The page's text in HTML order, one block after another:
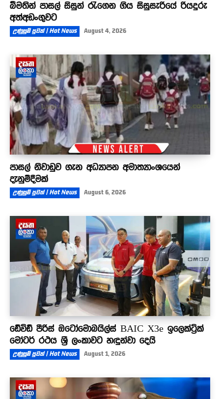
බීමතින් පාසල් සිසුන් රැගෙන ගිය සිසුසැරියේ රියදුරු
අත්අඩංගුවට
උණුසුම් පුවත් | Hot News August 4, 2026
පාසල් නිවාඩුව ගැන අධ්‍යාපන අමාත්‍යාංශයෙන්
දැනුම්දීමක්
උණුසුම් පුවත් | Hot News August 6, 2026
ඩේවිඩ් පීරිස් ඔටෝමොබයිල්ස් BAIC X3e ඉලෙක්ට්‍රික්
මෝටර් රථය ශ්‍රී ලංකාවට හඳුන්වා දෙයි
උණුසුම් පුවත් | Hot News August 1, 2026